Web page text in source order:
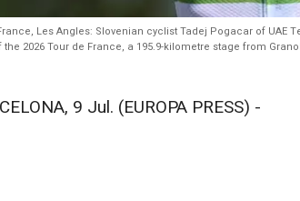
Les Angles: Slovenian cyclist Tadej Pogacar of UAE
the 2026 Tour de France, a 195.9-kilometre stage from
9 Jul. (EUROPA PRESS) -